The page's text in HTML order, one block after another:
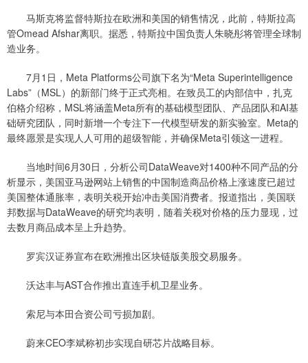
马斯克将监督特斯拉在欧洲和美国的销售情况，此前，特斯拉高
管Omead Afshar离职。据悉，特斯拉中国负责人朱晓彤将管理全球制
造业务。
7月1日，Meta Platforms公司旗下名为“Meta Superintelligence
Labs”（MSL）的新部门终于正式亮相。在致员工的内部信中，扎克
伯格介绍称，MSL将涵盖Meta所有的基础模型团队、产品团队和AI基
础研究团队，同时新增一个专注下一代模型研发的新实验室。Meta的
最终愿景是实现人人可用的超级智能，并确保Meta引领这一进程。
当地时间6月30日，分析公司DataWeave对1400种不同产品的分
析显示，美国亚马逊网站上销售的中国制造商品价格上涨速度已超过
美国整体通胀率，表明关税开始冲击美国消费者。报道指出，美国联
邦数据与DataWeave的研究均表明，随着关税对价格的压力显现，过
去数月商品成本呈上升趋势。
罗宾汉证券宣布在欧洲推出区块链版美股交易服务。
沃达丰与AST合作推出直连手机卫星业务。
索尼与本田合资公司亏损加剧。
蔚来CEO李斌称初步实现自研芯片战略目标。